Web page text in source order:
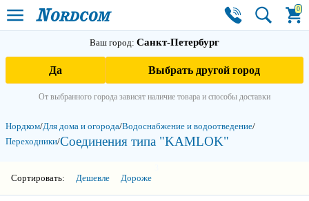
0
Ваш город: Санкт-Петербург
Да Выбрать другой город
От выбранного города зависят наличие товара и способы доставки
Нордком/Для дома и огорода/Водоснабжение и водоотведение/
Переходники/Соединения типа "KAMLOK"
Сортировать: Дешевле Дороже